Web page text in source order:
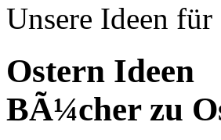
Unsere Ideen für
Ostern Ideen
BÃ¼cher zu